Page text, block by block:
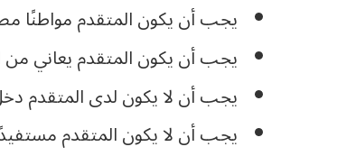
يجب أن يكون المتقدم مواطنًا
يجب أن يكون المتقدم يعاني من
يجب أن لا يكون لدى المتقدم
يجب أن لا يكون المتقدم